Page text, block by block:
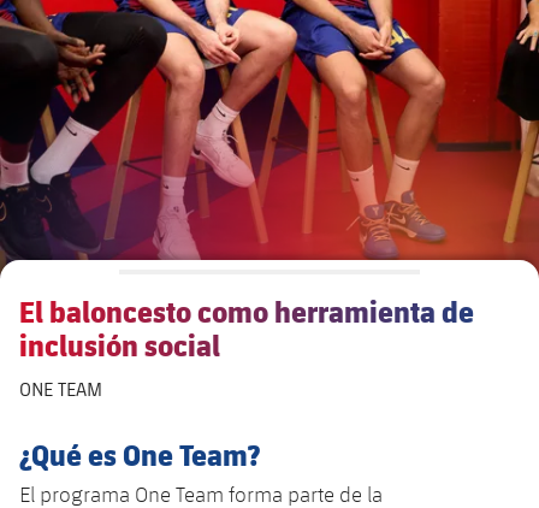
El baloncesto como herramienta de
inclusión social
ONE TEAM
¿Qué es One Team?
El programa One Team forma parte de la